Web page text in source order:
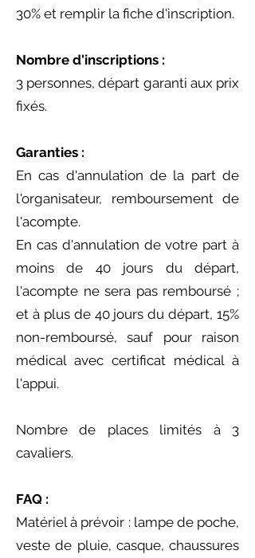
30% et remplir la fiche d'inscription.
Nombre d'inscriptions :
3 personnes, départ garanti aux prix
fixés.
Garanties :
En cas d'annulation de la part de
l'organisateur, remboursement de
l'acompte.
En cas d'annulation de votre part à
moins de 40 jours du départ,
l'acompte ne sera pas remboursé ;
et à plus de 40 jours du départ, 15%
non-remboursé, sauf pour raison
médical avec certificat médical à
l'appui.
Nombre de places limités à 3
cavaliers.
FAQ :
Matériel à prévoir : lampe de poche,
veste de pluie, casque, chaussures